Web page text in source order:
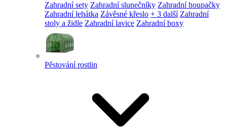
Zahradní sety Zahradní slunečníky Zahradní houpačky
Zahradní lehátka Závěsné křeslo + 3 další Zahradní
stoly a židle Zahradní lavice Zahradní boxy
Pěstování rostlin